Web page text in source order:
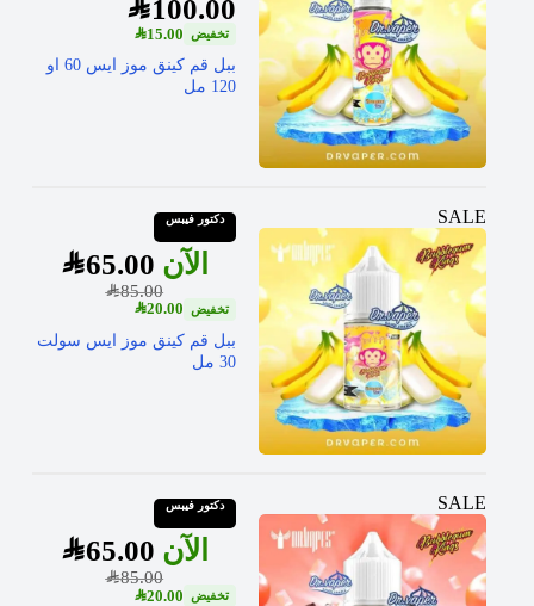
SAR100.00
SAR15.00
ببل قم كينق موز ايس 60 او
120 مل
SALE دكتور فيبس
SAR85.00
SAR65.00
SAR20.00
ببل قم كينق موز ايس سولت
30 مل
SALE دكتور فيبس
SAR85.00
SAR65.00
SAR20.00